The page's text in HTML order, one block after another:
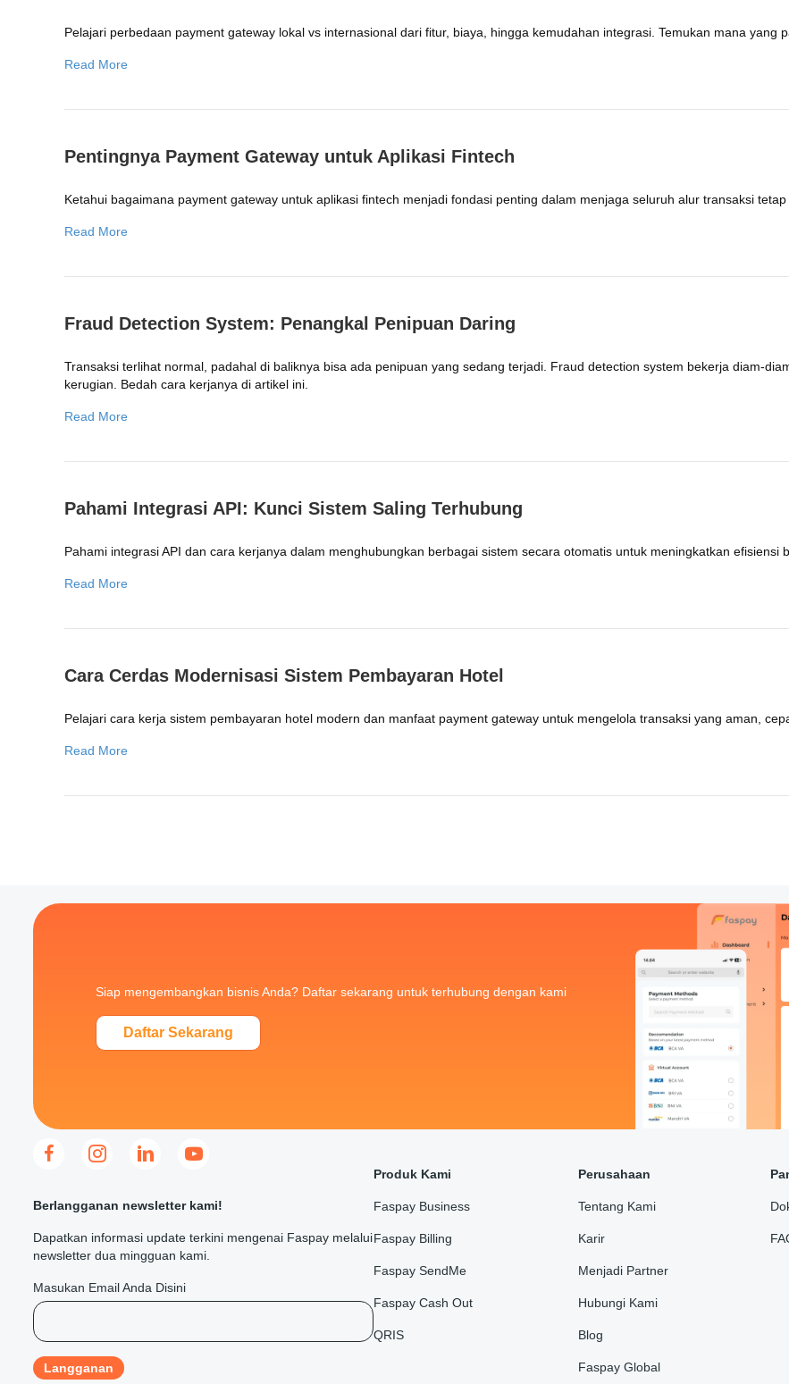
Pelajari perbedaan payment gateway lokal vs internasional dari fitur, biaya, hingga kemudahan integrasi. Temukan mana yang
Read More
Pentingnya Payment Gateway untuk Aplikasi Fintech
Ketahui bagaimana payment gateway untuk aplikasi fintech menjadi fondasi penting dalam menjaga seluruh alur transaksi tetap
Read More
Fraud Detection System: Penangkal Penipuan Daring
Transaksi terlihat normal, padahal di baliknya bisa ada penipuan yang sedang terjadi. Fraud detection system bekerja diam-
kerugian. Bedah cara kerjanya di artikel ini.
Read More
Pahami Integrasi API: Kunci Sistem Saling Terhubung
Pahami integrasi API dan cara kerjanya dalam menghubungkan berbagai sistem secara otomatis untuk meningkatkan efisiensi
Read More
Cara Cerdas Modernisasi Sistem Pembayaran Hotel
Pelajari cara kerja sistem pembayaran hotel modern dan manfaat payment gateway untuk mengelola transaksi yang aman,
Read More
Siap mengembangkan bisnis Anda? Daftar sekarang untuk terhubung dengan kami
Daftar Sekarang
Berlangganan newsletter kami!
Dapatkan informasi update terkini mengenai Faspay melalui
newsletter dua mingguan kami.
Masukan Email Anda Disini
Produk Kami
Faspay Business
Faspay Billing
Faspay SendMe
Faspay Cash Out
QRIS
Perusahaan
Tentang Kami
Karir
Menjadi Partner
Hubungi Kami
Blog
Faspay Global